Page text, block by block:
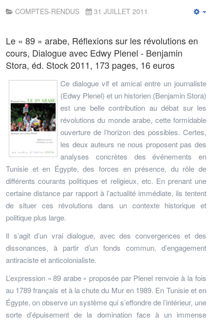
COMPTES-RENDUS
31 JUILLET 2011
Le « 89 » arabe, Réflexions sur les révolutions en
cours, Dialogue avec Edwy Plenel - Benjamin
Stora, éd. Stock 2011, 173 pages, 16 euros
Ce dialogue vif et amical entre un journaliste
(Edwy Plenel) et un historien (Benjamin Stora)
est une belle contribution au débat sur les
révolutions du monde arabe, cette formidable
ouverture de l’horizon des possibles. Certes,
les deux auteurs ne nous proposent pas des
analyses concrètes des événements en
Tunisie et en Égypte, des forces en présence, du rôle de
différents courants politiques et religieux, etc. En prenant une
certaine distance par rapport à l’actualité immédiate, ils tentent
de situer ces révolutions dans un contexte historique et
politique plus large.
Il s’agit d’un vrai dialogue, avec des convergences et des
dissonances, à partir d’un fonds commun, d’engagement
antiraciste et anticolonialiste.
L’expression « 89 arabe » proposée par Plenel renvoie à la fois
au 1789 français et à la chute du Mur en 1989. En Tunisie et en
Égypte, on observe un système qui s’effondre de l’intérieur, une
sorte d’épuisement de la domination face à un immense